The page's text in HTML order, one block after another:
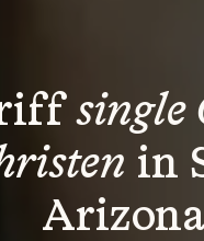
single
in